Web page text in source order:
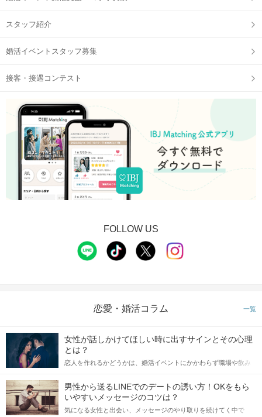
スタッフ紹介
婚活イベントスタッフ募集
接客・接遇コンテスト
FOLLOW US
恋愛・婚活コラム 一覧
女性が話しかけてほしい時に出すサインとその心理
とは？
恋人を作れるかどうかは、婚活イベントにかかわらず職場や飲み
てアプローチできるかにも左右されます。 これから恋人作りを本
格的に始めようとしている方は、女性が異性を求めて出すサイン
をしっかりと理解し、正しい行動に移せるかどうかが重要。 この
記事では、女性が話しかけて欲しい時に出すサインとその心理を
男性から送るLINEでのデートの誘い方！OKをもら
いやすいメッセージのコツは？
気になる女性と出会い、メッセージのやり取りを続けてく中で